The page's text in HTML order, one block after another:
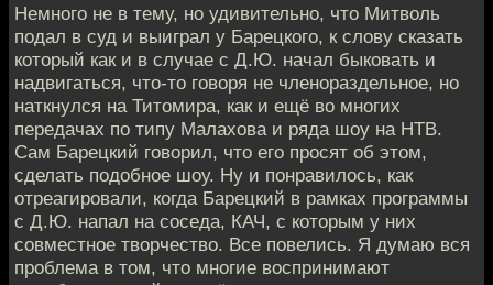
Немного не в тему, но удивительно, что Митволь
подал в суд и выиграл у Барецкого, к слову сказать
который как и в случае с Д.Ю. начал быковать и
надвигаться, что-то говоря не членораздельное, но
наткнулся на Титомира, как и ещё во многих
передачах по типу Малахова и ряда шоу на НТВ.
Сам Барецкий говорил, что его просят об этом,
сделать подобное шоу. Ну и понравилось, как
отреагировали, когда Барецкий в рамках программы
с Д.Ю. напал на соседа, КАЧ, с которым у них
совместное творчество. Все повелись. Я думаю вся
проблема в том, что многие воспринимают